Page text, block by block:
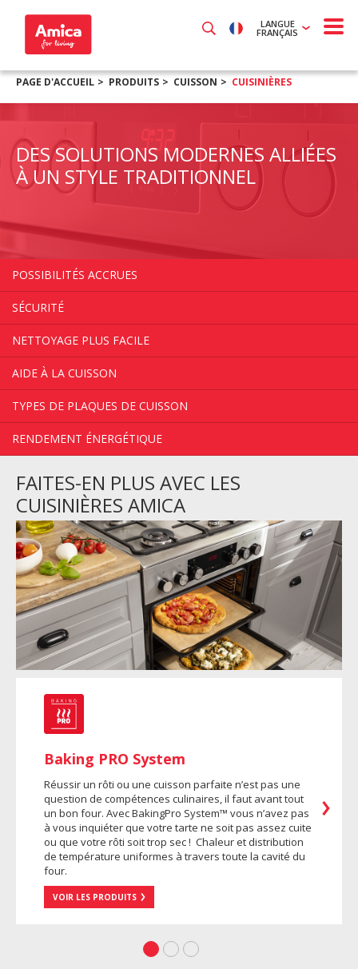
LANGUE
FRANÇAIS
PAGE D'ACCUEIL PRODUITS CUISSON CUISINIÈRES
DES SOLUTIONS MODERNES ALLIÉES
À UN STYLE TRADITIONNEL
POSSIBILITÉS ACCRUES
SÉCURITÉ
NETTOYAGE PLUS FACILE
AIDE À LA CUISSON
TYPES DE PLAQUES DE CUISSON
RENDEMENT ÉNERGÉTIQUE
FAITES-EN PLUS AVEC LES
CUISINIÈRES AMICA
Baking PRO System
Réussir un rôti ou une cuisson parfaite n’est pas une
question de compétences culinaires, il faut avant tout
un bon four. Avec BakingPro System™ vous n’avez pas
à vous inquiéter que votre tarte ne soit pas assez cuite
ou que votre rôti soit trop sec ! Chaleur et distribution
de température uniformes à travers toute la cavité du
four.
VOIR LES PRODUITS